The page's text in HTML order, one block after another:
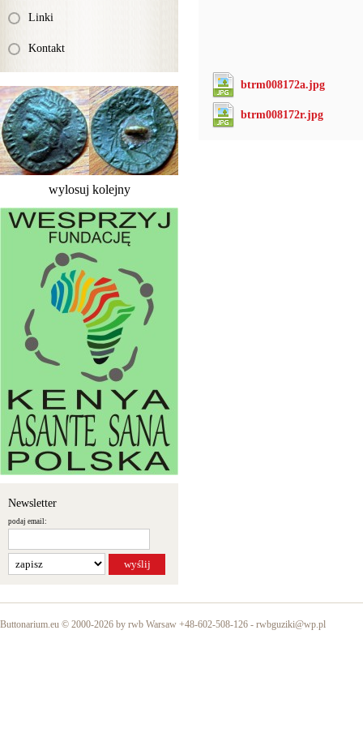
Linki
Kontakt
wylosuj kolejny
Newsletter
podaj email:
btrm008172a.jpg
btrm008172r.jpg
Buttonarium.eu © 2000-2026 by rwb Warsaw +48-602-508-126 - rwbguziki@wp.pl